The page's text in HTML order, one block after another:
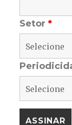
Setor*